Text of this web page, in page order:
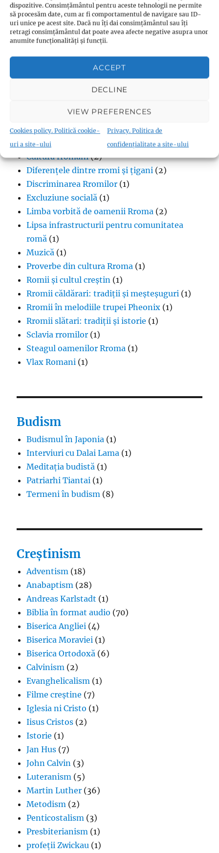
dispozitive. Consimțământul pentru aceste tehnologii ne permite
să procesăm date, cum ar fi comportamentul de navigare sau ID-
uri unice pe acest site. Dacă nu îți dai consimțământul sau îți
retragi consimțământul dat poate avea afecte negative asupra unor
anumite funcționalități și funcții.
ACCEPT
DECLINE
VIEW PREFERENCES
Cookies policy. Politică cookie-
uri a site-ului
Privacy. Politica de
confidențialitate a site-ului
Categorii:
Oamenii Rroma
Congresele mondiale ale oamenilor Rroma
(1)
Cultura rromani(2)
Diferențele dintre rromi și țigani (2)
Discriminarea Rromilor (1)
Excluziune socială (1)
Limba vorbită de oamenii Rroma (2)
Lipsa infrastructurii pentru comunitatea
romă (1)
Muzică (1)
Proverbe din cultura Rroma (1)
Romii și cultul creștin (1)
Rromii căldărari: tradiții și meșteșuguri (1)
Rromii în melodiile trupei Pheonix (1)
Rromii slătari: tradiții și istorie (1)
Sclavia rromilor (1)
Steagul oamenilor Rroma (1)
Vlax Romani (1)
Budism
Budismul în Japonia (1)
Interviuri cu Dalai Lama (1)
Meditația budistă (1)
Patriarhi Tiantai (1)
Termeni în budism (8)
Creștinism
Adventism (18)
Anabaptism (28)
Andreas Karlstadt (1)
Biblia în format audio (70)
Biserica Angliei (4)
Biserica Moraviei (1)
Biserica Ortodoxă (6)
Calvinism (2)
Evanghelicalism (1)
Filme creștine (7)
Iglesia ni Cristo (1)
Iisus Cristos (2)
Istorie (1)
Jan Hus (7)
John Calvin (3)
Luteranism (5)
Martin Luther (36)
Metodism (2)
Penticostalism (3)
Presbiterianism (1)
profeții Zwickau (1)